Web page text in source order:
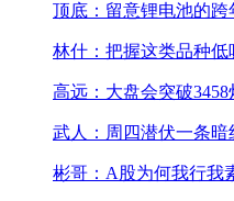
顶底：留意锂电池的跨
林什：把握这类品种低
高远：大盘会突破3458
武人：周四潜伏一条暗
彬哥：A股为何我行我